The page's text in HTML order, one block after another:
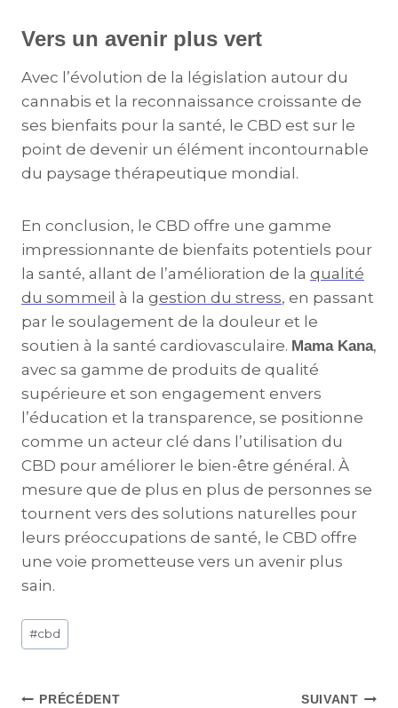
Vers un avenir plus vert
Avec l’évolution de la législation autour du
cannabis et la reconnaissance croissante de
ses bienfaits pour la santé, le CBD est sur le
point de devenir un élément incontournable
du paysage thérapeutique mondial.
En conclusion, le CBD offre une gamme
impressionnante de bienfaits potentiels pour
la santé, allant de l’amélioration de la qualité
du sommeil à la gestion du stress, en passant
par le soulagement de la douleur et le
soutien à la santé cardiovasculaire. Mama Kana,
avec sa gamme de produits de qualité
supérieure et son engagement envers
l’éducation et la transparence, se positionne
comme un acteur clé dans l’utilisation du
CBD pour améliorer le bien-être général. À
mesure que de plus en plus de personnes se
tournent vers des solutions naturelles pour
leurs préoccupations de santé, le CBD offre
une voie prometteuse vers un avenir plus
sain.
#cbd
PRÉCÉDENT SUIVANT